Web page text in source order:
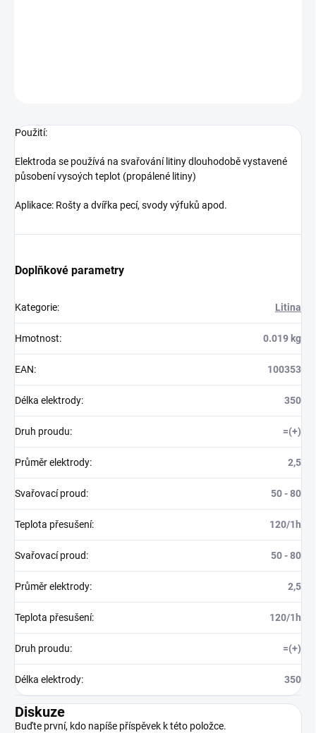
Použití:
Elektroda se používá na svařování litiny dlouhodobě vystavené
působení vysoých teplot (propálené litiny)
Aplikace: Rošty a dvířka pecí, svody výfuků apod.
Doplňkové parametry
Kategorie: Litina
Hmotnost: 0.019 kg
EAN: 100353
Délka elektrody: 350
Druh proudu: =(+)
Průměr elektrody: 2,5
Svařovací proud: 50 - 80
Teplota přesušení: 120/1h
Svařovací proud: 50 - 80
Průměr elektrody: 2,5
Teplota přesušení: 120/1h
Druh proudu: =(+)
Délka elektrody: 350
Diskuze
Buďte první, kdo napíše příspěvek k této položce.